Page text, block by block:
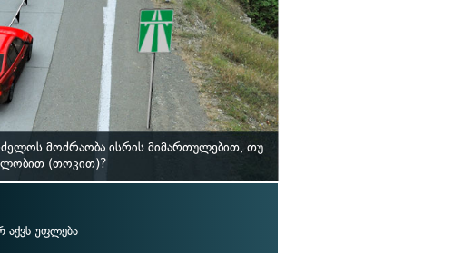
მოძრაობა ისრის მიმართულებით, თუ
(თოკით)?
აქვს უფლება